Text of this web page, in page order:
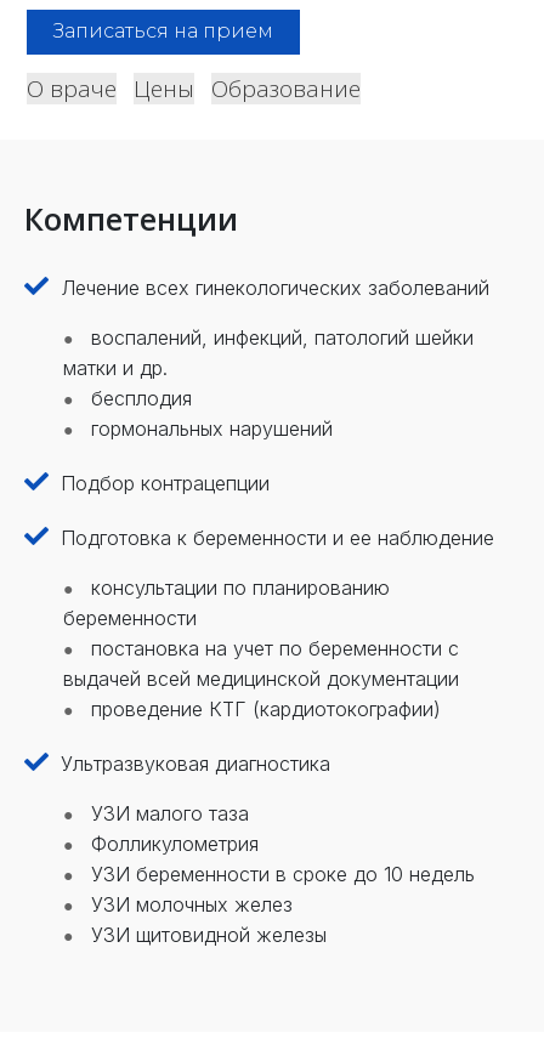
Записаться на прием
О враче Цены Образование
Компетенции
Лечение всех гинекологических заболеваний
воспалений, инфекций, патологий шейки
матки и др.
бесплодия
гормональных нарушений
Подбор контрацепции
Подготовка к беременности и ее наблюдение
консультации по планированию
беременности
постановка на учет по беременности с
выдачей всей медицинской документации
проведение КТГ (кардиотокографии)
Ультразвуковая диагностика
УЗИ малого таза
Фолликулометрия
УЗИ беременности в сроке до 10 недель
УЗИ молочных желез
УЗИ щитовидной железы